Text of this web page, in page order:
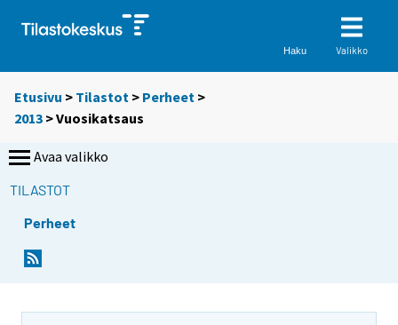
Haku Valikko
Etusivu > Tilastot > Perheet >
2013 >Vuosikatsaus
Avaa valikko
TILASTOT
Perheet